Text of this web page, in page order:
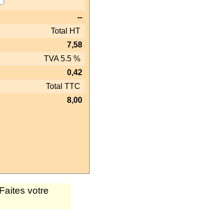
--
Total HT
7,58
TVA 5.5 %
0,42
Total TTC
8,00
votre